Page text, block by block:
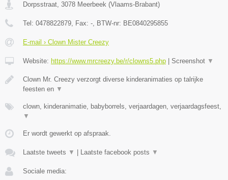
Dorpsstraat, 3078 Meerbeek (Vlaams-Brabant)
Tel: 0478822879, Fax: -, BTW-nr: BE0840295855
E-mail › Clown Mister Creezy
Website: https://www.mrcreezy.be/r/clowns5.php Screenshot ▼
Clown Mr. Creezy verzorgt diverse kinderanimaties op talrijke
feesten en ▼
clown, kinderanimatie, babyborrels, verjaardagen, verjaardagsfeest,
▼
Er wordt gewerkt op afspraak.
Laatste tweets ▼ Laatste facebook posts ▼
Sociale media: